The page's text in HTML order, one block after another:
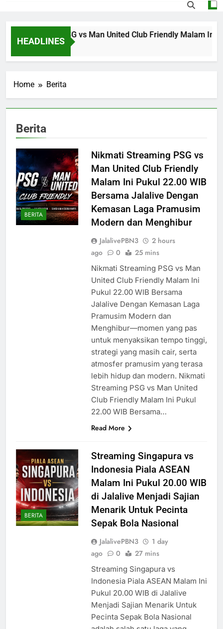
HEADLINES
Streaming PSG vs Man United Club Friendly Malam Ini
Home Berita
Berita
BERITA
Nikmati Streaming PSG vs
Man United Club Friendly
Malam Ini Pukul 22.00 WIB
Bersama Jalalive Dengan
Kemasan Laga Pramusim
Modern dan Menghibur
JalalivePBN3
2 hours
ago
0 25 mins
Nikmati Streaming PSG vs Man
United Club Friendly Malam Ini
Pukul 22.00 WIB Bersama
Jalalive Dengan Kemasan Laga
Pramusim Modern dan
Menghibur—momen yang pas
untuk menyaksikan tempo tinggi,
strategi yang masih cair, serta
atmosfer pramusim yang terasa
lebih hidup dan modern. Nikmati
Streaming PSG vs Man United
Club Friendly Malam Ini Pukul
22.00 WIB Bersama…
Read More
BERITA
Streaming Singapura vs
Indonesia Piala ASEAN
Malam Ini Pukul 20.00 WIB
di Jalalive Menjadi Sajian
Menarik Untuk Pecinta
Sepak Bola Nasional
JalalivePBN3
1 day
ago
0 27 mins
Streaming Singapura vs
Indonesia Piala ASEAN Malam Ini
Pukul 20.00 WIB di Jalalive
Menjadi Sajian Menarik Untuk
Pecinta Sepak Bola Nasional